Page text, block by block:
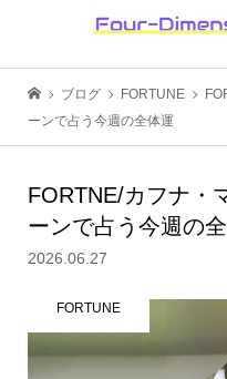
ブログ FORTUNE
ーンで占う今週の全体運
FORTNE/カフナ・
ーンで占う今週の
2026.06.27
FORTUNE